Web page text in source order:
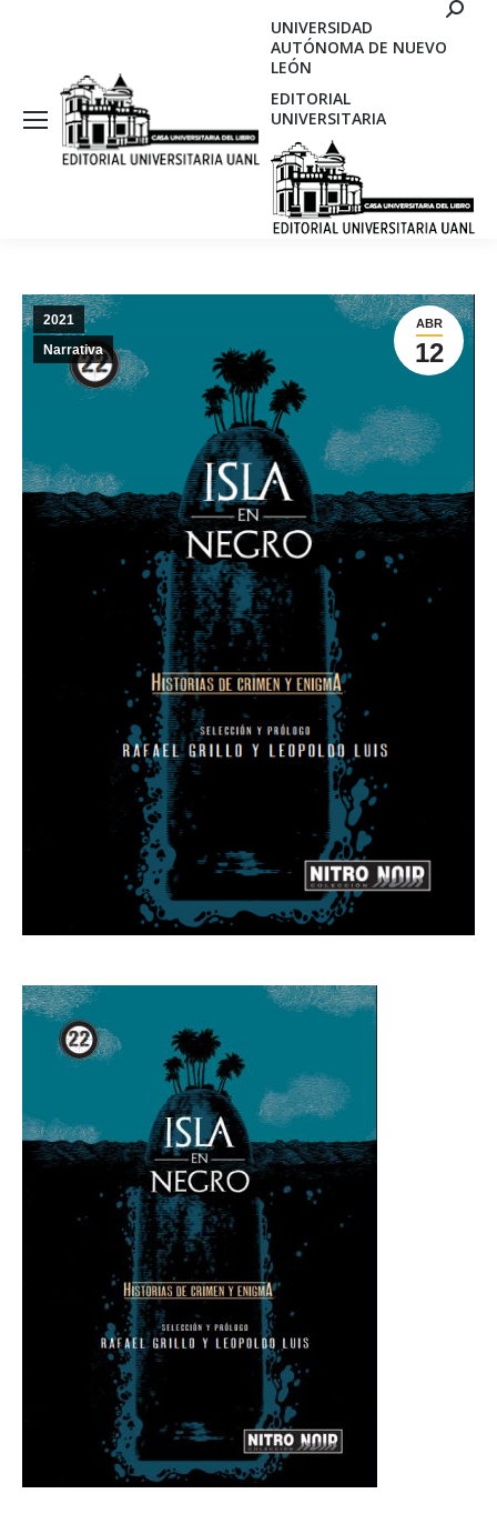
UNIVERSIDAD
AUTÓNOMA DE NUEVO
LEÓN
EDITORIAL
UNIVERSITARIA
ABR
12
2021
Narrativa